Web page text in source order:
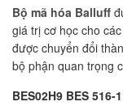
Bộ mã hóa Balluff
giá trị cơ học cho
được chuyển đổi
bộ phận quan trọng
BES02H9 BES 516-